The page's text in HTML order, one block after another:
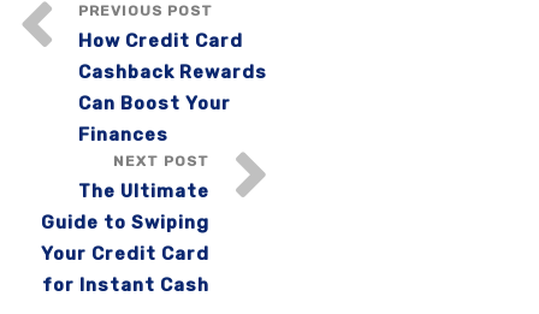
PREVIOUS POST
How Credit Card
Cashback Rewards
Can Boost Your
Finances
NEXT POST
The Ultimate
Guide to Swiping
Your Credit Card
for Instant Cash